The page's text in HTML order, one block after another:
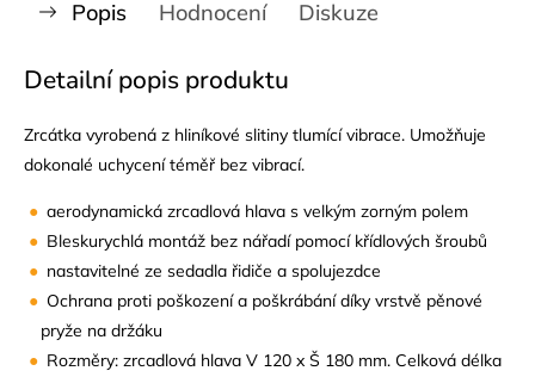
Popis Hodnocení Diskuze
Detailní popis produktu
Zrcátka vyrobená z hliníkové slitiny tlumící vibrace. Umožňuje
dokonalé uchycení téměř bez vibrací.
aerodynamická zrcadlová hlava s velkým zorným polem
Bleskurychlá montáž bez nářadí pomocí křídlových šroubů
nastavitelné ze sedadla řidiče a spolujezdce
Ochrana proti poškození a poškrábání díky vrstvě pěnové
pryže na držáku
Rozměry: zrcadlová hlava V 120 x Š 180 mm. Celková délka